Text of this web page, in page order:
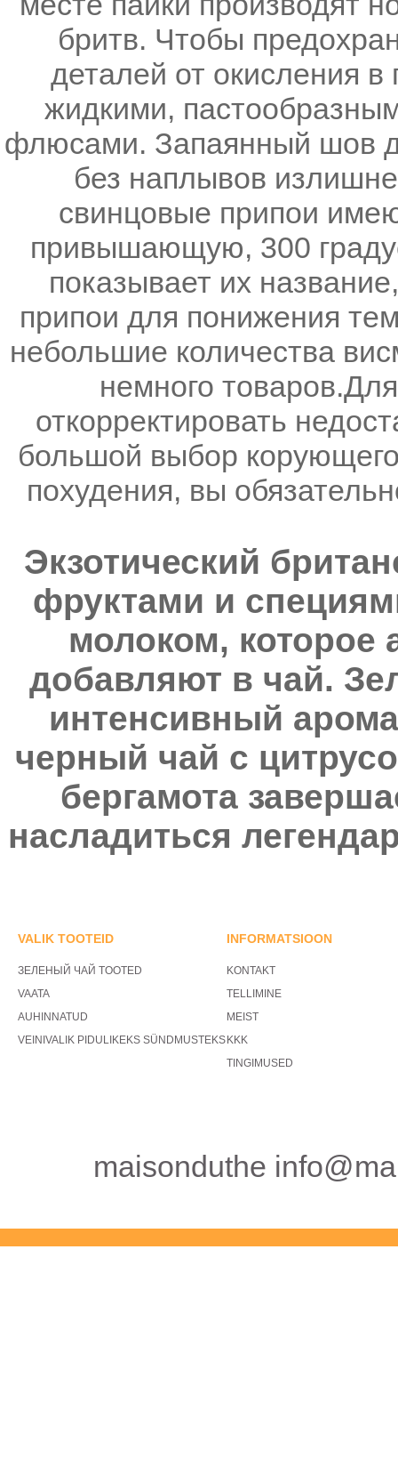
бритв. Чтобы
деталей от окисления
жидкими,
флюсами. Запаянный шов
без наплывов
свинцовые припои
привышающую, 300
показывает их
припои для понижения
небольшие количества
немного
откорректировать
большой выбор
похудения, вы
Экзотический
фруктами и
молоком, которое
добавляют в чай.
интенсивный
черный чай с
бергамота
насладиться
VALIK TOOTEID
ЗЕЛЕНЫЙ ЧАЙ TOOTED
VAATA
AUHINNATUD
VEINIVALIK PIDULIKEKS SÜNDMUSTEKS
INFORMATSIOON
KONTAKT
TELLIMINE
MEIST
KKK
TINGIMUSED
maisonduthe